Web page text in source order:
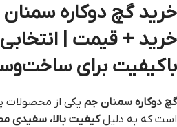
خرید گچ دوکاره
خرید + قیمت |
باکیفیت برای
گچ دوکاره سمنان جم یکی از محصولات
است که به دلیلکیفیت بالا، سفیدی